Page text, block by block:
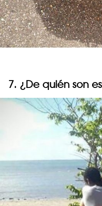
7. ¿De quién son